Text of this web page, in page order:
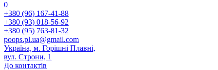
0
+380 (96) 167-41-88
+380 (93) 018-56-92
+380 (95) 763-81-32
poops.pl.ua@gmail.com
Україна, м. Горішні Плавні,
вул. Строни, 1
До контактів